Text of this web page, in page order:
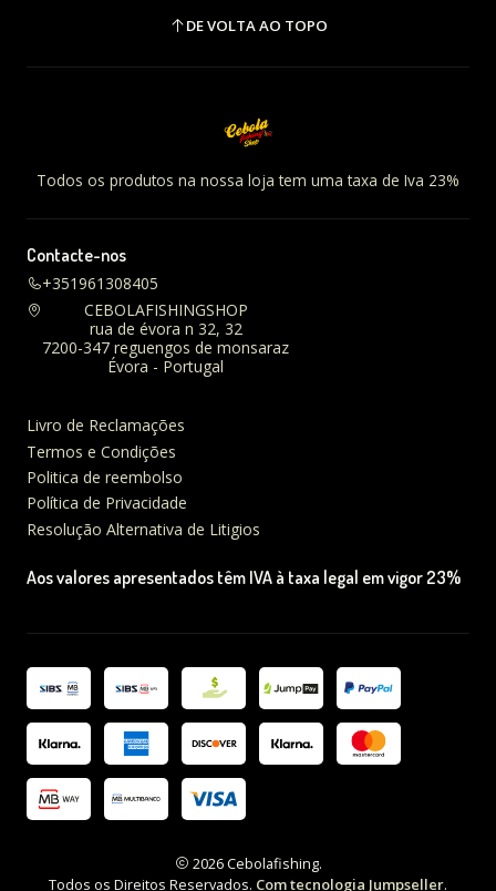
DE VOLTA AO TOPO
Todos os produtos na nossa loja tem uma taxa de Iva 23%
Contacte-nos
+351961308405
CEBOLAFISHINGSHOP
rua de évora n 32, 32
7200-347 reguengos de monsaraz
Évora - Portugal
Livro de Reclamações
Termos e Condições
Politica de reembolso
Política de Privacidade
Resolução Alternativa de Litigios
Aos valores apresentados têm IVA à taxa legal em vigor 23%
2026 Cebolafishing.
Todos os Direitos Reservados. Com tecnologia Jumpseller.